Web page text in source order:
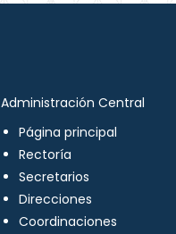
Administración Central
Página principal
Rectoría
Secretarios
Direcciones
Coordinaciones